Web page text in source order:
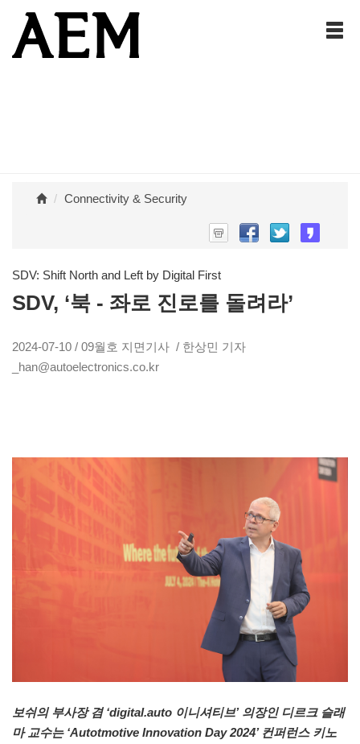
Connectivity & Security
SDV: Shift North and Left by Digital First
SDV, ‘북 - 좌로 진로를 돌려라’
2024-07-10 / 09월호 지면기사 / 한상민 기자
_han@autoelectronics.co.kr
보쉬의 부사장 겸 ‘digital.auto 이니셔티브’ 의장인 디르크 슬래
마 교수는 ‘Autotmotive Innovation Day 2024’ 컨퍼런스 키노